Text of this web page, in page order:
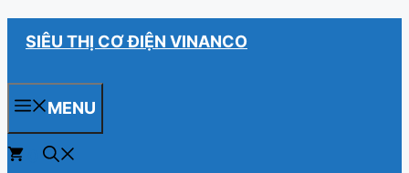
Chuyển
đếnSIÊU THỊ CƠ ĐIỆN VINANCO
MENU